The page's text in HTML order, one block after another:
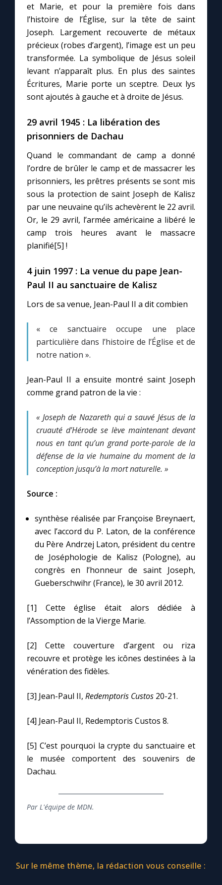
et Marie, et pour la première fois dans
l’histoire de l’Église, sur la tête de saint
Joseph. Largement recouverte de métaux
précieux (robes d’argent), l’image est un peu
transformée. La symbolique de Jésus soleil
levant n’apparaît plus. En plus des saintes
Écritures, Marie porte un sceptre. Deux lys
sont ajoutés à gauche et à droite de Jésus.
29 avril 1945 : La libération des
prisonniers de Dachau
Quand le commandant de camp a donné
l’ordre de brûler le camp et de massacrer les
prisonniers, les prêtres présents se sont mis
sous la protection de saint Joseph de Kalisz
par une neuvaine qu’ils achevèrent le 22 avril.
Or, le 29 avril, l’armée américaine a libéré le
camp trois heures avant le massacre
planifié[5] !
4 juin 1997 : La venue du pape Jean-
Paul II au sanctuaire de Kalisz
Lors de sa venue, Jean-Paul II a dit combien
« ce sanctuaire occupe une place
particulière dans l’histoire de l’Église et de
notre nation ».
Jean-Paul II a ensuite montré saint Joseph
comme grand patron de la vie :
« Joseph de Nazareth qui a sauvé Jésus de la
cruauté d’Hérode se lève maintenant devant
nous en tant qu’un grand porte-parole de la
défense de la vie humaine du moment de la
conception jusqu’à la mort naturelle. »
Source :
synthèse réalisée par Françoise Breynaert,
avec l’accord du P. Laton, de la conférence
du Père Andrzej Laton, président du centre
de Joséphologie de Kalisz (Pologne), au
congrès en l’honneur de saint Joseph,
Gueberschwihr (France), le 30 avril 2012.
[1] Cette église était alors dédiée à
l’Assomption de la Vierge Marie.
[2] Cette couverture d’argent ou riza
recouvre et protège les icônes destinées à la
vénération des fidèles.
[3] Jean-Paul II, Redemptoris Custos 20-21.
[4] Jean-Paul II, Redemptoris Custos 8.
[5] C’est pourquoi la crypte du sanctuaire et
le musée comportent des souvenirs de
Dachau.
Par L'équipe de MDN.
Sur le même thème, la rédaction vous conseille :